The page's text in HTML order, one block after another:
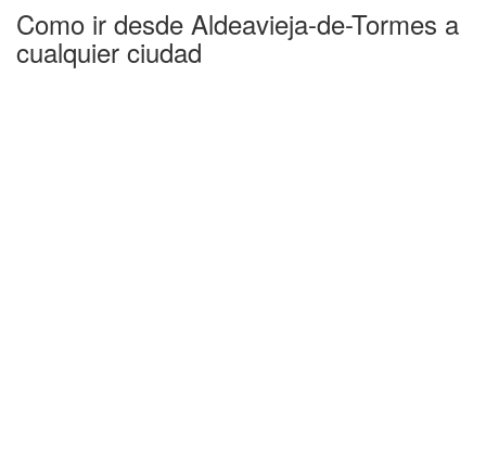
Como ir desde Aldeavieja-de-Tormes a
cualquier ciudad